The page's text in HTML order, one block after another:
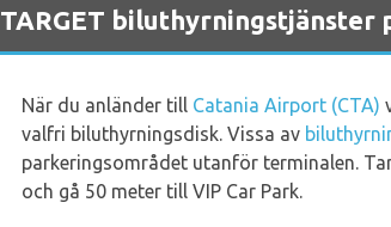
TARGET biluthyrningstjänster
När du anländer till Catania Airport (CTA)
valfri biluthyrningsdisk. Vissa av
parkeringsområdet utanför terminalen.
och gå 50 meter till VIP Car Park.